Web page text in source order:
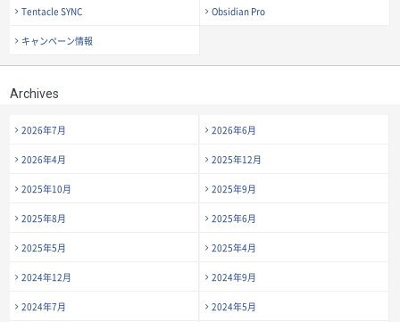
Tentacle SYNC Obsidian Pro
キャンペーン情報
Archives
2026年7月 2026年6月
2026年4月 2025年12月
2025年10月 2025年9月
2025年8月 2025年6月
2025年5月 2025年4月
2024年12月 2024年9月
2024年7月 2024年5月